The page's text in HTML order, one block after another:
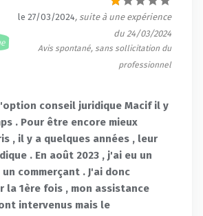
le 27/03/2024, suite à une expérience
du 24/03/2024
Avis spontané, sans sollicitation du
professionnel
conseil juridique Macif il y
. Pour être encore mieux
, il y a quelques années , leur
. En août 2023 , j'ai eu un
commerçant . J'ai donc
la 1ère fois , mon assistance
intervenus mais le